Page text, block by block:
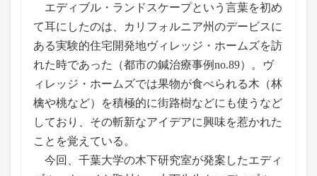
エディブル・ランドスケープという言葉を初め
て耳にしたのは、カリフォルニア州のデービスに
ある実験的住宅開発地ヴィレッジ・ホームズを訪
れた時であった（都市の鍼治療事例no.89）。ヴ
ィレッジ・ホームズでは果物が食べられる木（林
檎や桃など）を積極的に街路樹などにも使うなど
しており、その斬新なアイデアに興味を惹かれた
ことを覚えている。
今回、千葉大学の木下研究室が発案したエディ